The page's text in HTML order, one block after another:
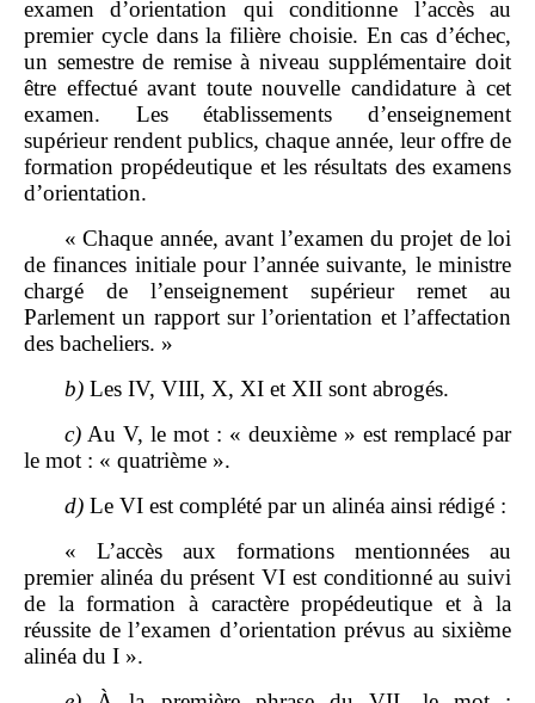
examen d’orientation qui conditionne l’accès au
premier cycle dans la filière choisie. En cas d’échec,
un semestre de remise à niveau supplémentaire doit
être effectué avant toute nouvelle candidature à cet
examen. Les établissements d’enseignement
supérieur rendent publics, chaque année, leur offre de
formation propédeutique et les résultats des examens
d’orientation.
« Chaque année, avant l’examen du projet de loi
de finances initiale pour l’année suivante, le ministre
chargé de l’enseignement supérieur remet au
Parlement un rapport sur l’orientation et l’affectation
des bacheliers. »
b) Les IV, VIII, X, XI et XII sont abrogés.
c) Au V, le mot : « deuxième » est remplacé par
le mot : « quatrième ».
d) Le VI est complété par un alinéa ainsi rédigé :
« L’accès aux formations mentionnées au
premier alinéa du présent VI est conditionné au suivi
de la formation à caractère propédeutique et à la
réussite de l’examen d’orientation prévus au sixième
alinéa du I ».